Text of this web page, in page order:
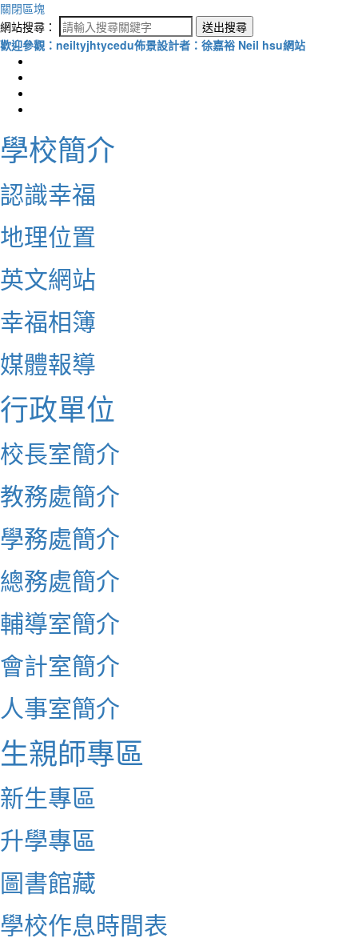
關閉區塊
網站搜尋：
送出搜尋
歡迎參觀：neiltyjhtycedu佈景設計者：徐嘉裕 Neil hsu網站
學校簡介
認識幸福
地理位置
英文網站
幸福相簿
媒體報導
行政單位
校長室簡介
教務處簡介
學務處簡介
總務處簡介
輔導室簡介
會計室簡介
人事室簡介
生親師專區
新生專區
升學專區
圖書館藏
學校作息時間表